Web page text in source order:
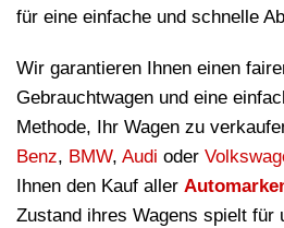
für eine einfache und schnelle
Wir garantieren Ihnen einen
Gebrauchtwagen und eine
Methode, Ihr Wagen zu
Benz, BMW, Audi oder
Ihnen den Kauf aller
Zustand ihres Wagens spielt für